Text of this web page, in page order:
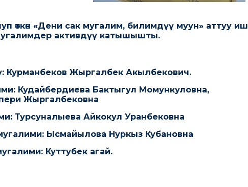
өткөн «Дени сак мугалим, билимдүү муун» аттуу иш
активдүү катышышты.
Курманбеков Жыргалбек Акылбекович.
Кудайбердиева Бактыгул Момункуловна,
Жыргалбековна
Турсуналыева Айкокул Уранбековна
Ысмайылова Нуркыз Кубановна
Куттубек агай.